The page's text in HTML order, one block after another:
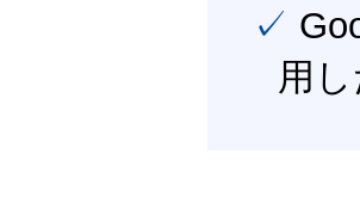
✓ Google Workspace（旧G Suite） を最大限に活
用